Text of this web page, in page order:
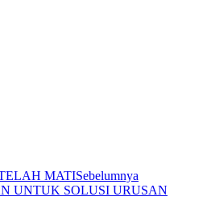
MATISebelumnya
UNTUK SOLUSI URUSAN